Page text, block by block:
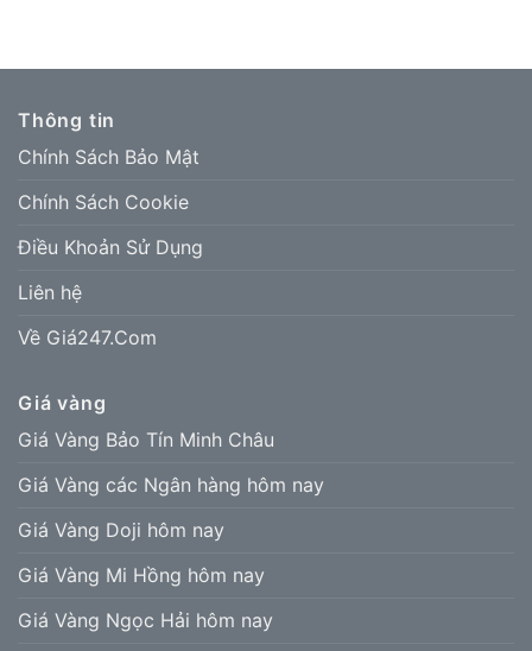
Thông tin
Chính Sách Bảo Mật
Chính Sách Cookie
Điều Khoản Sử Dụng
Liên hệ
Về Giá247.Com
Giá vàng
Giá Vàng Bảo Tín Minh Châu
Giá Vàng các Ngân hàng hôm nay
Giá Vàng Doji hôm nay
Giá Vàng Mi Hồng hôm nay
Giá Vàng Ngọc Hải hôm nay